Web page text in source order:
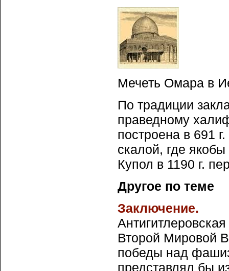
Мечеть Омара в
По традиции
праведному
построена в 691
скалой, где
Купол в 1190 г.
Другое по теме
Заключение.
Второй Мировой
победы над
представлял бы